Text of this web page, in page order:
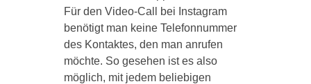
Für den Video-Call bei Instagram
benötigt man keine Telefonnummer
des Kontaktes, den man anrufen
möchte. So gesehen ist es also
möglich, mit jedem beliebigen